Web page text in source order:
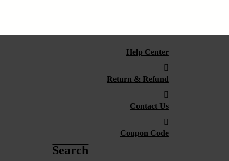
Help Center
Return & Refund
Contact Us
Coupon Code
Search